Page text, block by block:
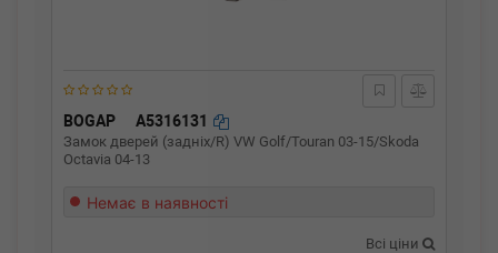
BOGAP A5316131
Замок дверей (задніх/R) VW Golf/Touran 03-15/Skoda
Octavia 04-13
Немає в наявності
Всі ціни